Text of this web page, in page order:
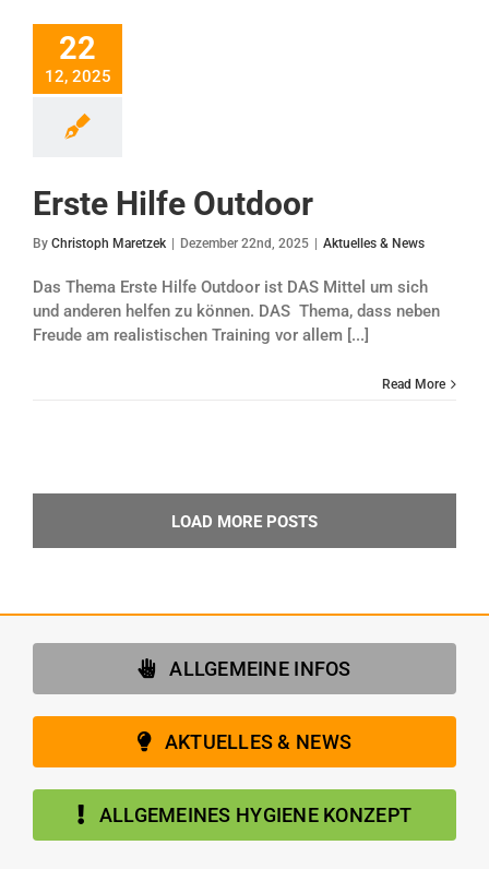
22
12, 2025
Erste Hilfe Outdoor
By Christoph Maretzek | Dezember 22nd, 2025 | Aktuelles & News
Das Thema Erste Hilfe Outdoor ist DAS Mittel um sich
und anderen helfen zu können. DAS Thema, dass neben
Freude am realistischen Training vor allem [...]
Read More
LOAD MORE POSTS
ALLGEMEINE INFOS
AKTUELLES & NEWS
ALLGEMEINES HYGIENE KONZEPT